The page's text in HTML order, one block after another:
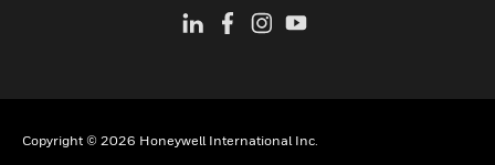
Copyright © 2026 Honeywell International Inc.